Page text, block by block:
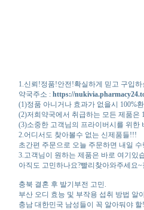
1.신뢰!정품!안전!확실하게 믿고 구입하
약국주소 : https://
(1)정품 아니거나 효과가 없을시 100%
(2)저희약국에서 취급하는 모든 제품은
(3)소중한 고객님의 프라이버시를 위한
2.어디서도 찾아볼수 없는 신제품들!!!
초간편 주문으로 오늘 주문하면 내일
3.고객님이 원하는 제품은 바로 여기있
아직도 고민하나요?빨리찾아와주세요
충북 결혼 후 발기부전 고민.
부산 오디 효능 및 부작용 섭취 방법 알
충남 대한민국 남성들이 꼭 알아둬야